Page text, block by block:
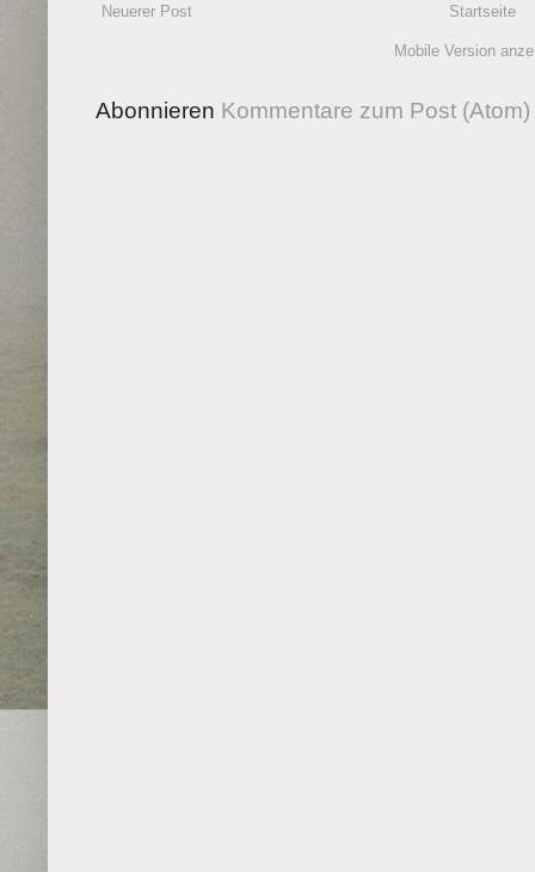
Neuerer Post Startseite
Mobile Version
Abonnieren Kommentare zum Post (Atom)